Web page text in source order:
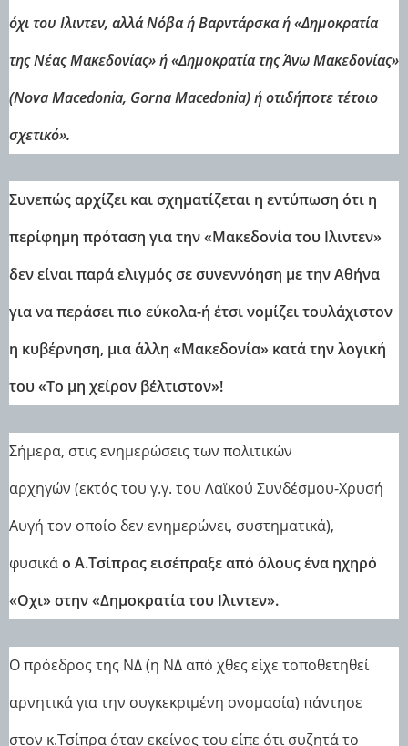
όχι του Ιλιντεν, αλλά Νόβα ή Βαρντάρσκα ή «Δημοκρατία
της Νέας Μακεδονίας» ή«Δημοκρατία της Άνω Μακεδονίας»
(Nova Macedonia, Gorna Macedonia) ήοτιδήποτε τέτοιο
σχετικό».
Συνεπώς αρχίζει και σχηματίζεται η εντύπωση ότι η
περίφημη πρόταση για την «Μακεδονία του Ιλιντεν»
δεν είναι παρά ελιγμός σε συνεννόηση με την Αθήνα
για να περάσει πιο εύκολα-ή έτσι νομίζει τουλάχιστον
η κυβέρνηση, μια άλλη «Μακεδονία» κατά την λογική
του «Το μη χείρον βέλτιστον»!
Σήμερα, στις ενημερώσεις των πολιτικών
αρχηγών (εκτός του γ.γ. του Λαϊκού Συνδέσμου-Χρυσή
Αυγή τον οποίο δεν ενημερώνει, συστηματικά),
φυσικάο Α.Τσίπρας εισέπραξε από όλους ένα ηχηρό
«Οχι» στην «Δημοκρατία του Ιλιντεν».
Ο πρόεδρος της ΝΔ (η ΝΔ από χθες είχε τοποθετηθεί
αρνητικά για την συγκεκριμένη ονομασία) πάντησε
στον κ.Τσίπρα όταν εκείνος του είπε ότι συζητά το